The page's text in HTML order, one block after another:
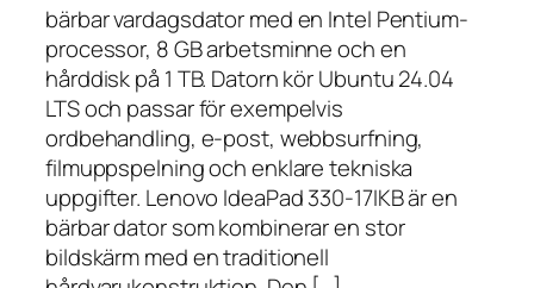
bärbar vardagsdator med en Intel Pentium-
processor, 8 GB arbetsminne och en
hårddisk på 1 TB. Datorn kör Ubuntu 24.04
LTS och passar för exempelvis
ordbehandling, e-post, webbsurfning,
filmuppspelning och enklare tekniska
uppgifter. Lenovo IdeaPad 330-17IKB är en
bärbar dator som kombinerar en stor
bildskärm med en traditionell